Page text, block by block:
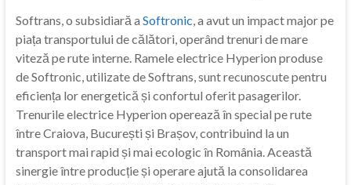
Softrans, o subsidiară a Softronic, a avut un impact major pe
piața transportului de călători, operând trenuri de mare
viteză pe rute interne. Ramele electrice Hyperion produse
de Softronic, utilizate de Softrans, sunt recunoscute pentru
eficiența lor energetică și confortul oferit pasagerilor.
Trenurile electrice Hyperion operează în special pe rute
între Craiova, București și Brașov, contribuind la un
transport mai rapid și mai ecologic în România. Această
sinergie între producție și operare ajută la consolidarea